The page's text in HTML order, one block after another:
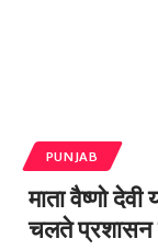
PUNJAB
माता वैष्णो
चलते प्रशासन